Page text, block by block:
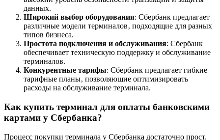
данных.
Широкий выбор оборудования: Сбербанк предлагает
различные модели терминалов‚ подходящие для разных
типов бизнеса.
Простота подключения и обслуживания: Сбербанк
обеспечивает техническую поддержку и обслуживание
терминалов.
Конкурентные тарифы: Сбербанк предлагает гибкие
тарифные планы‚ позволяющие оптимизировать
расходы на обслуживание терминала.
Как купить терминал для оплаты банковскими
картами у Сбербанка?
Процесс покупки терминала у Сбербанка достаточно прост.